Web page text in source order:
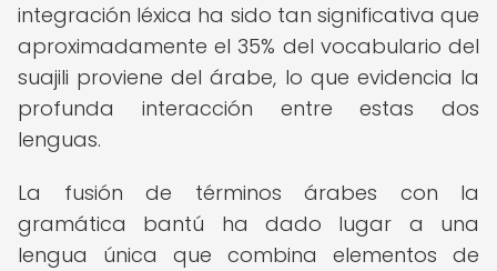
integración léxica ha sido tan significativa que
aproximadamente el 35% del vocabulario del
suajili proviene del árabe, lo que evidencia la
profunda interacción entre estas dos
lenguas.
La fusión de términos árabes con la
gramática bantú ha dado lugar a una
lengua única que combina elementos de